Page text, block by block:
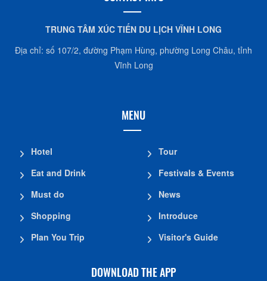
TRUNG TÂM XÚC TIẾN DU LỊCH VĨNH LONG
Địa chỉ: số 107/2, đường Phạm Hùng, phường Long Châu, tỉnh
Vĩnh Long
MENU
Hotel
Eat and Drink
Must do
Shopping
Plan You Trip
Tour
Festivals & Events
News
Introduce
Visitor's Guide
DOWNLOAD THE APP